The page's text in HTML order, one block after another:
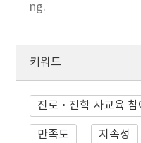
ng.
키워드
진로·진학 사교육 참
만족도 지속성